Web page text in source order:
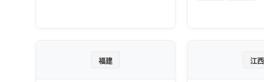
福建 江西